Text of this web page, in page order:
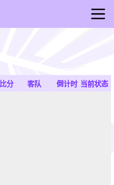
比分 客队 倒计时 当前状态